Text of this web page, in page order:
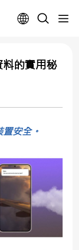
的實用秘
安全。